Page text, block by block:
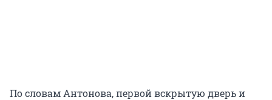
По словам Антонова, первой вскрытую дверь и